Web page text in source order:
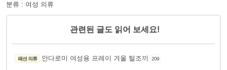
분류 : 여성 의류
관련된 글도 읽어 보세요!
패션 의류 안다로미 여성용 프레이 겨울 털조끼 209